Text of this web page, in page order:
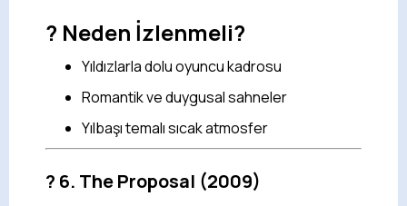
? Neden İzlenmeli?
Yıldızlarla dolu oyuncu kadrosu
Romantik ve duygusal sahneler
Yılbaşı temalı sıcak atmosfer
? 6. The Proposal (2009)